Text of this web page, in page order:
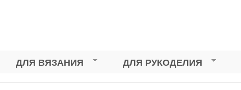
ДЛЯ ВЯЗАНИЯ ДЛЯ РУКОДЕЛИЯ